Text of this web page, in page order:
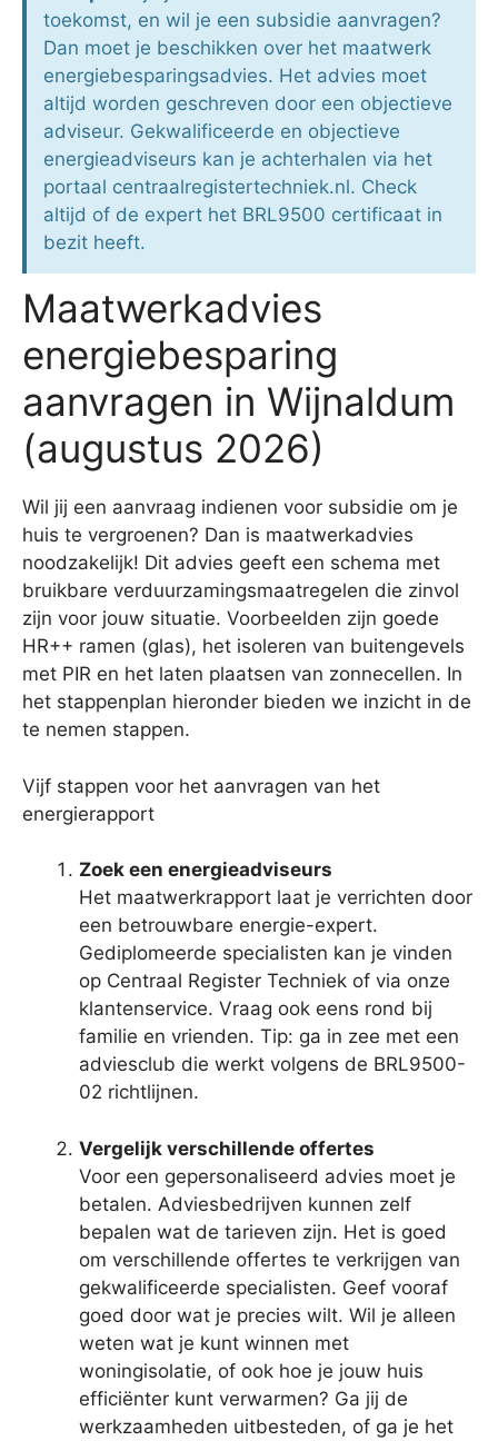
toekomst, en wil je een subsidie aanvragen?
Dan moet je beschikken over het maatwerk
energiebesparingsadvies. Het advies moet
altijd worden geschreven door een objectieve
adviseur. Gekwalificeerde en objectieve
energieadviseurs kan je achterhalen via het
portaal centraalregistertechniek.nl. Check
altijd of de expert het BRL9500 certificaat in
bezit heeft.
Maatwerkadvies
energiebesparing
aanvragen in Wijnaldum
(augustus 2026)
Wil jij een aanvraag indienen voor subsidie om je
huis te vergroenen? Dan is maatwerkadvies
noodzakelijk! Dit advies geeft een schema met
bruikbare verduurzamingsmaatregelen die zinvol
zijn voor jouw situatie. Voorbeelden zijn goede
HR++ ramen (glas), het isoleren van buitengevels
met PIR en het laten plaatsen van zonnecellen. In
het stappenplan hieronder bieden we inzicht in de
te nemen stappen.
Vijf stappen voor het aanvragen van het
energierapport
Zoek een energieadviseurs
Het maatwerkrapport laat je verrichten door
een betrouwbare energie-expert.
Gediplomeerde specialisten kan je vinden
op Centraal Register Techniek of via onze
klantenservice. Vraag ook eens rond bij
familie en vrienden. Tip: ga in zee met een
adviesclub die werkt volgens de BRL9500-
02 richtlijnen.
Vergelijk verschillende offertes
Voor een gepersonaliseerd advies moet je
betalen. Adviesbedrijven kunnen zelf
bepalen wat de tarieven zijn. Het is goed
om verschillende offertes te verkrijgen van
gekwalificeerde specialisten. Geef vooraf
goed door wat je precies wilt. Wil je alleen
weten wat je kunt winnen met
woningisolatie, of ook hoe je jouw huis
efficiënter kunt verwarmen? Ga jij de
werkzaamheden uitbesteden, of ga je het